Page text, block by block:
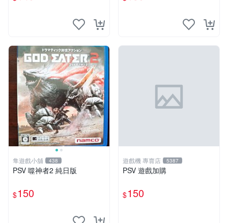
隼遊戲小舖 438
PSV 噬神者2 純日版
$150
遊戲機 專賣店 5387
PSV 遊戲加購
$150